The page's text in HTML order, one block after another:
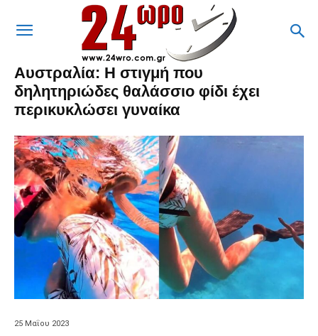
Αυστραλία: Η στιγμή που
δηλητηριώδες θαλάσσιο φίδι έχει
περικυκλώσει γυναίκα
25 Μαΐου 2023